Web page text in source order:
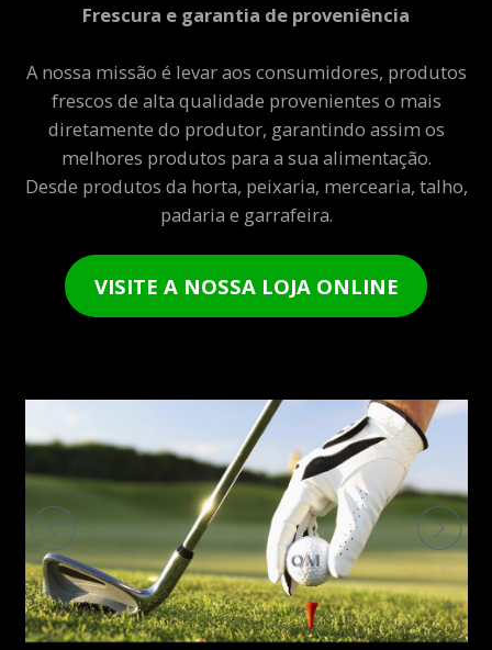
Frescura e garantia de proveniência
A nossa missão é levar aos consumidores, produtos
frescos de alta qualidade provenientes o mais
diretamente do produtor, garantindo assim os
melhores produtos para a sua alimentação.
Desde produtos da horta, peixaria, mercearia, talho,
padaria e garrafeira.
VISITE A NOSSA LOJA ONLINE